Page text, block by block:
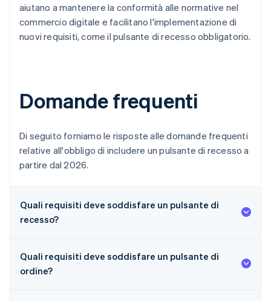
aiutano a mantenere la conformità alle normative nel
commercio digitale e facilitano l'implementazione di
nuovi requisiti, come il pulsante di recesso obbligatorio.
Domande frequenti
Di seguito forniamo le risposte alle domande frequenti
relative all'obbligo di includere un pulsante di recesso a
partire dal 2026.
Quali requisiti deve soddisfare un pulsante di
recesso?
Quali requisiti deve soddisfare un pulsante di
ordine?